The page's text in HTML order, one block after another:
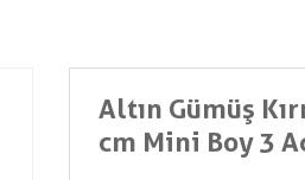
Altın Gümüş
cm Mini Boy 3